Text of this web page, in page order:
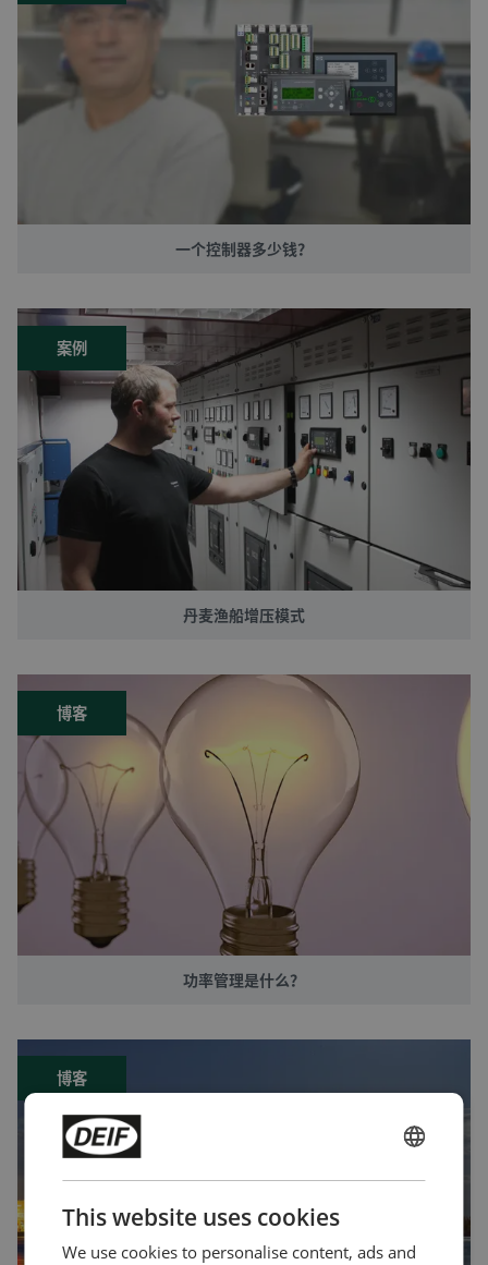
一个控制器多少钱？
案例
丹麦渔船增压模式
博客
功率管理是什么？
博客
This website uses cookies
We use cookies to personalise content, ads and